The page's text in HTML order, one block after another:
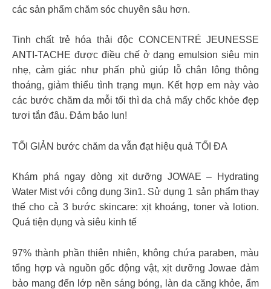
các sản phẩm chăm sóc chuyên sâu hơn.
Tinh chất trẻ hóa thải độc CONCENTRÉ JEUNESSE
ANTI-TACHE được điều chế ở dạng emulsion siêu mịn
nhẹ, cảm giác như phấn phủ giúp lỗ chân lông thông
thoáng, giảm thiểu tình trạng mụn. Kết hợp em này vào
các bước chăm da mỗi tối thì da chả mấy chốc khỏe đẹp
tươi tắn đâu. Đảm bảo lun!
TỐI GIẢN bước chăm da vẫn đạt hiệu quả TỐI ĐA
Khám phá ngay dòng xịt dưỡng JOWAE – Hydrating
Water Mist với công dụng 3in1. Sử dụng 1 sản phẩm thay
thế cho cả 3 bước skincare: xịt khoáng, toner và lotion.
Quá tiện dụng và siêu kinh tế
97% thành phần thiên nhiên, không chứa paraben, màu
tổng hợp và nguồn gốc động vật, xịt dưỡng Jowae đảm
bảo mang đến lớp nền sáng bóng, làn da căng khỏe, ẩm